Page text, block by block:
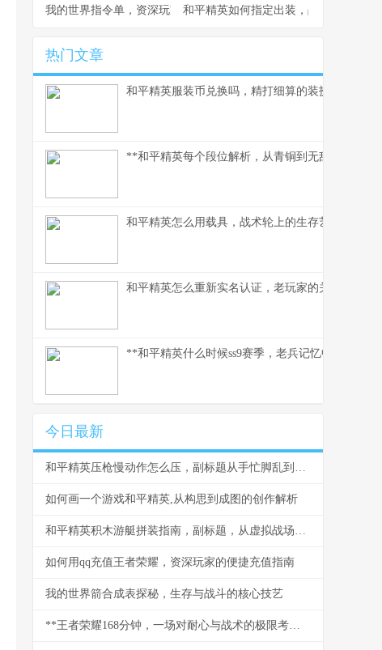
我的世界指令单，资深玩家的指令宝典和平精英如何指定出装，战术博弈与生
热门文章
和平精英服装币兑换吗，精打细算的装扮指南
**和平精英每个段位解析，从青铜到无敌战神的
和平精英怎么用载具，战术轮上的生存艺术,副标
和平精英怎么重新实名认证，老玩家的关键指南副
**和平精英什么时候ss9赛季，老兵记忆中的战术
今日最新
和平精英压枪慢动作怎么压，副标题从手忙脚乱到弹道如丝
如何画一个游戏和平精英,从构思到成图的创作解析
和平精英积木游艇拼装指南，副标题，从虚拟战场到实体模型的创意航行
如何用qq充值王者荣耀，资深玩家的便捷充值指南
我的世界箭合成表探秘，生存与战斗的核心技艺
**王者荣耀168分钟，一场对耐心与战术的极限考验**